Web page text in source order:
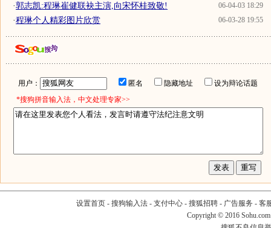
06-04-03 18:29
·郭志凯:程琳崔健联袂主演,向宋怀桂致敬!
06-03-28 19:55
·程琳个人精彩图片欣赏
用户： 匿名 隐藏地址
设为辩论话题
*搜狗拼音输入法，中文处理专家>>
设置首页- 搜狗输入法- 支付中心- 搜狐招聘- 广告服务 - 客
Copyright © 2016